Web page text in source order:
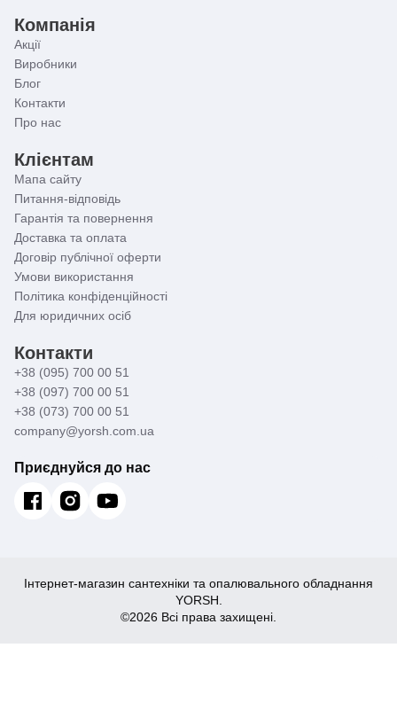
Компанія
Акції
Виробники
Блог
Контакти
Про нас
Клієнтам
Мапа сайту
Питання-відповідь
Гарантія та повернення
Доставка та оплата
Договір публічної оферти
Умови використання
Політика конфіденційності
Для юридичних осіб
Контакти
+38 (095) 700 00 51
+38 (097) 700 00 51
+38 (073) 700 00 51
company@yorsh.com.ua
Приєднуйся до нас
Інтернет-магазин сантехніки та опалювального обладнання
YORSH.
©2026 Всі права захищені.